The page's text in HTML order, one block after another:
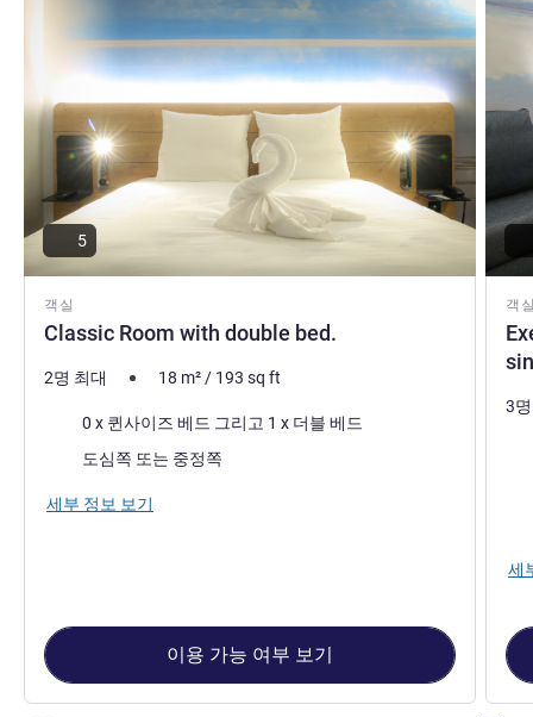
객실
Classic Room with double bed.
5
2명 최대 18 m²/ 193 sq ft
0 x 퀸사이즈 베드 그리고 1 x 더블 베드
도심쪽 또는 중정쪽
세부 정보 보기
이용 가능 여부 보기
객
3
세